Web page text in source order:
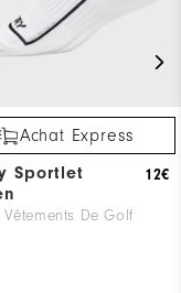
Achat Express
Sportlet
Vêtements De Golf
12€